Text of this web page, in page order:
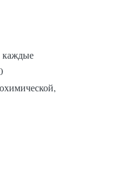
каждые